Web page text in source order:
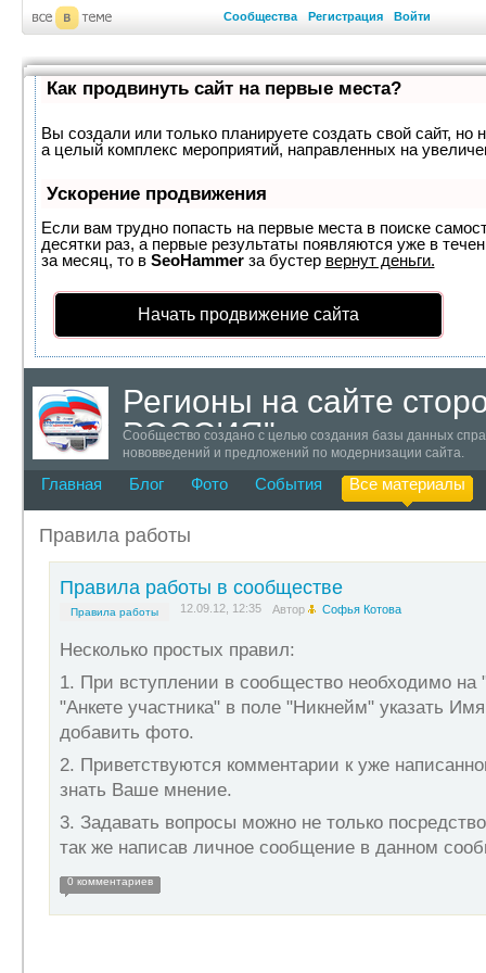
Сообщества Регистрация Войти
Как продвинуть сайт на первые места?
Вы создали или только планируете создать свой сайт, но
а целый комплекс мероприятий, направленных на
Ускорение продвижения
Если вам трудно попасть на первые места в поиске
десятки раз, а первые результаты появляются уже в
за месяц, то в SeoHammerза бустер вернут деньги.
Начать продвижение сайта
Регионы на сайте
РОССИЯ"
Сообщество создано с целью создания базы данных
нововведений и предложений по модернизации сайта.
Главная Блог Фото События Все материалы
Правила работы
Правила работы в сообществе
Правила работы 12.09.12, 12:35 Автор Софья Котова
Несколько простых правил:
1. При вступлении в сообщество необходимо на
"Анкете участника" в поле "Никнейм" указать
добавить фото.
2. Приветствуются комментарии к уже
знать Ваше мнение.
3. Задавать вопросы можно не только
так же написав личное сообщение в данном
0 комментариев